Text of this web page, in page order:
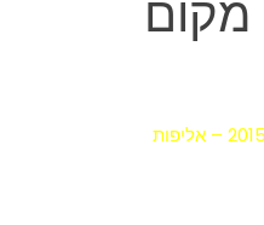
מקום
נטע ריבקין מעפילה לאולימפיאדה שלישית ברציפות לאחר מקום 7 באליפות העולם לריתמיקה * מתעמלות התרגיל הקבוצתי דורגו 6 ועלו אף הן לריו 2016 * שטוטגארט 2015 – אליפות